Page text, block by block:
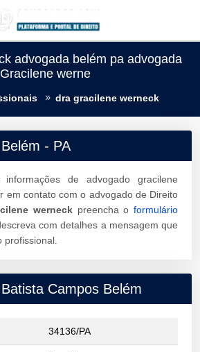
advogada belém pa advogada
Gracilene werne
dra gracilene werneck
- PA
de advogado gracilene
em contato com o advogado de Direito
werneckpreencha oformulário
com detalhes a mensagem que
profissional.
Campos Belém
34136/PA